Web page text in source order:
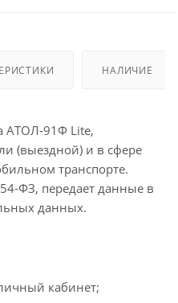
НАЛИЧИЕ
АТОЛ-91Ф Lite,
(выездной) и в сфере
транспорте.
ФЗ, передает данные в
данных.
кабинет;